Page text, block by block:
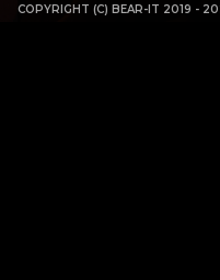
COPYRIGHT (C) BEAR-IT 2019 -